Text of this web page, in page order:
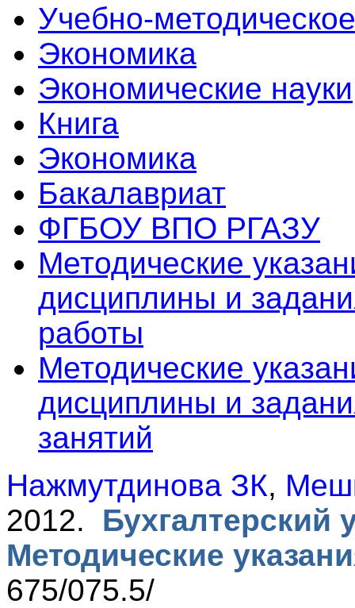
Учебно-
Экономика
Экономические науки
Книга
Экономика
Бакалавриат
ФГБОУ ВПО РГАЗУ
Методические
дисциплины и
работы
Методические
дисциплины и
занятий
Нажмутдинова ЗК,
2012. Бухгалтерский
Методические
675/075.5/